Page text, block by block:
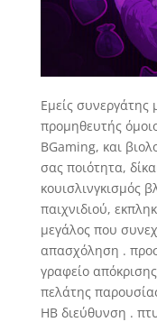
Εμείς συνεργάτης
προμηθευτής
BGaming, και
σας ποιότητα,
κουισλινγκισμός
παιχνιδιού,
μεγάλος που
απασχόληση .
γραφείο
πελάτης
ΗΒ διεύθυνση .